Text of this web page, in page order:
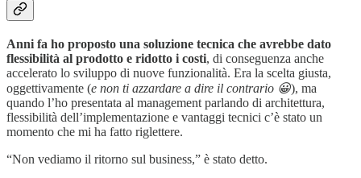
Anni fa ho proposto una soluzione tecnica che avrebbe dato
flessibilità al prodotto e ridotto i costi, di conseguenza anche
accelerato lo sviluppo di nuove funzionalità. Era la scelta giusta,
oggettivamente (e non ti azzardare a dire il contrario 😀), ma
quando l’ho presentata al management parlando di architettura,
flessibilità dell’implementazione e vantaggi tecnici c’è stato un
momento che mi ha fatto riglettere.
“Non vediamo il ritorno sul business,” è stato detto.